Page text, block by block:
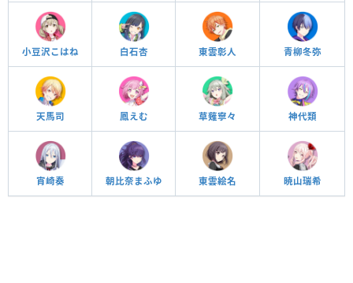
小豆沢こはね 白石杏 東雲彰人 青柳冬弥
天馬司 鳳えむ 草薙寧々 神代類
宵崎奏 朝比奈まふゆ 東雲絵名 暁山瑞希